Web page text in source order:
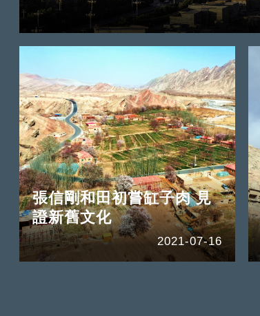
張信剛和田初嘗缸子肉 見
證新舊文化
2021-07-16